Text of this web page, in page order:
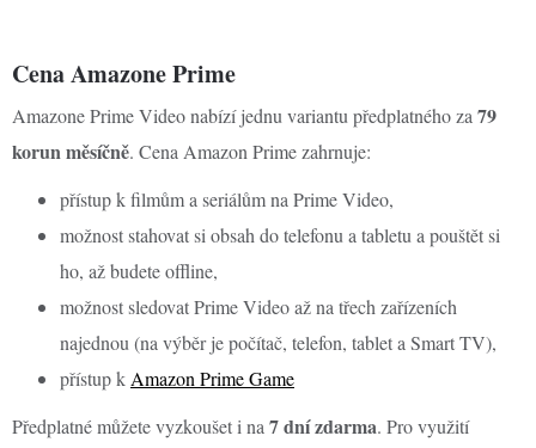
Cena Amazone Prime
Amazone Prime Video nabízí jednu variantu předplatného za 79
korun měsíčně. Cena Amazon Prime zahrnuje:
přístup k filmům a seriálům na Prime Video,
možnost stahovat si obsah do telefonu a tabletu a pouštět si
ho, až budete offline,
možnost sledovat Prime Video až na třech zařízeních
najednou (na výběr je počítač, telefon, tablet a Smart TV),
přístup k Amazon Prime Game
Předplatné můžete vyzkoušet i na 7 dní zdarma. Pro využití